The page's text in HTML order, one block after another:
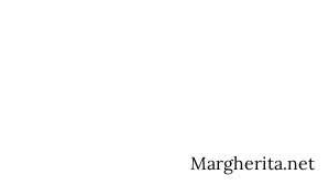
Margherita.net